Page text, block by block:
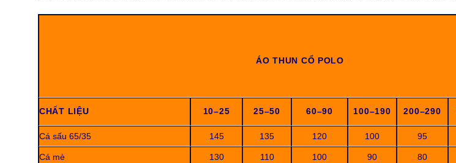
ÁO THUN CỔ POLO
CHẤT LIỆU 10–25 25–50 60–90 100–190 200–290
Cá sấu 65/35 145 135 120 100 95
Cá mè 130 110 100 90 80